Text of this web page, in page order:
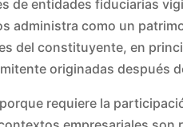
de entidades fiduciarias
administra como un
del constituyente, en
originadas después
requiere la